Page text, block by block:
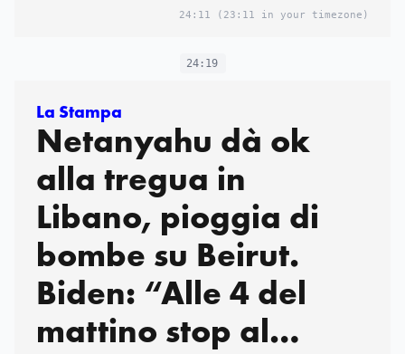
24:11 (23:11 in your timezone)
24:19
La Stampa
Netanyahu dà ok
alla tregua in
Libano, pioggia di
bombe su Beirut.
Biden: “Alle 4 del
mattino stop al